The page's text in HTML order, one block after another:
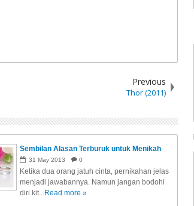
Previous
Thor (2011)
Sembilan Alasan Terburuk untuk Menikah
31 May 2013 0
Ketika dua orang jatuh cinta, pernikahan jelas
menjadi jawabannya. Namun jangan bodohi
diri kit...Read more »